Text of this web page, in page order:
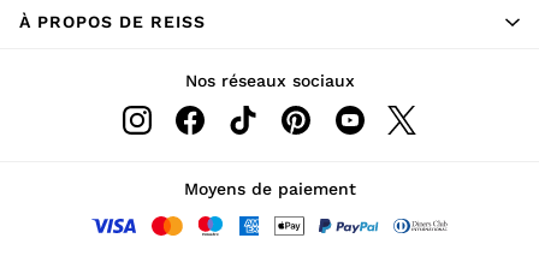
À PROPOS DE REISS
Nos réseaux sociaux
Moyens de paiement